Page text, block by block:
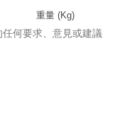
重量 (Kg)